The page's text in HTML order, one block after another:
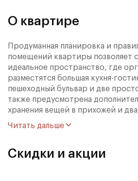
О квартире
Продуманная планировка и
помещений квартиры позволяет
идеальное пространство, где
разместятся большая кухня-
пешеходный бульвар и две
также предусмотрена
хранения вещей в прихожей и два
высотой 3,25 м и
наполняют дом светом и
возможность для создания
Читать дальше
Скидки и акции